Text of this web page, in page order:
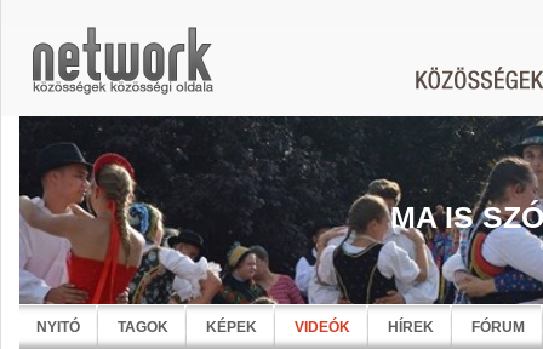
MA IS
NYITÓ TAGOK KÉPEK VIDEÓK HÍREK FÓRUM